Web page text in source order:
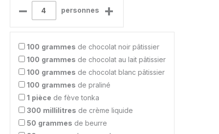
– personnes +
100 grammes de chocolat noir pâtissier
100 grammes de chocolat au lait pâtissier
100 grammes de chocolat blanc pâtissier
100 grammes de praliné
1 pièce de fève tonka
300 millilitres de crème liquide
50 grammes de beurre